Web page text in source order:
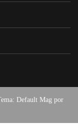
Default Mag por